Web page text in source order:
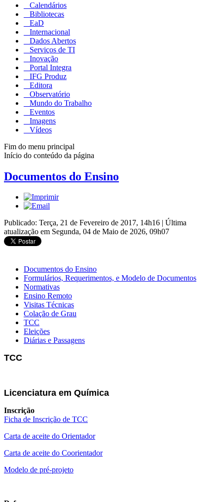
Calendários
Bibliotecas
EaD
Internacional
Dados Abertos
Serviços de TI
Inovação
Portal Integra
IFG Produz
Editora
Observatório
Mundo do Trabalho
Eventos
Imagens
Vídeos
Fim do menu principal
Início do conteúdo da página
Documentos do Ensino
Publicado: Terça, 21 de Fevereiro de 2017, 14h16 | Última
atualização em Segunda, 04 de Maio de 2026, 09h07
Documentos do Ensino
Formulários, Requerimentos, e Modelo de Documentos
Normativas
Ensino Remoto
Visitas Técnicas
Colação de Grau
TCC
Eleições
Diárias e Passagens
TCC
Licenciatura em Química
Inscrição
Ficha de Inscrição de TCC
Carta de aceite do Orientador
Carta de aceite do Coorientador
Modelo de pré-projeto